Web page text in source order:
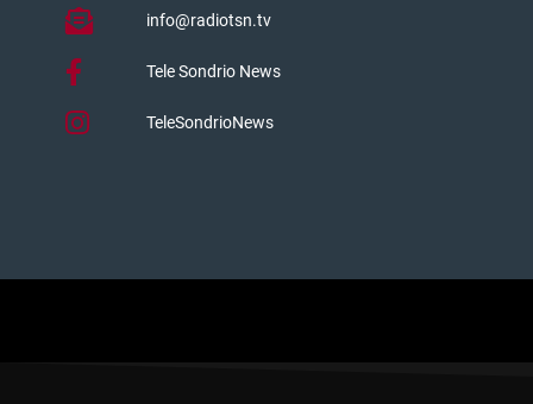
info@radiotsn.tv
Tele Sondrio News
TeleSondrioNews